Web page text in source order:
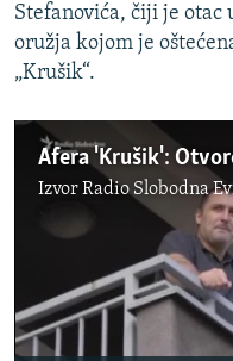
Stefanovića, čiji je otac
oružja kojom je
„Krušik“.
Afera 'Krušik':
IzvorRadio Slobodna
No media